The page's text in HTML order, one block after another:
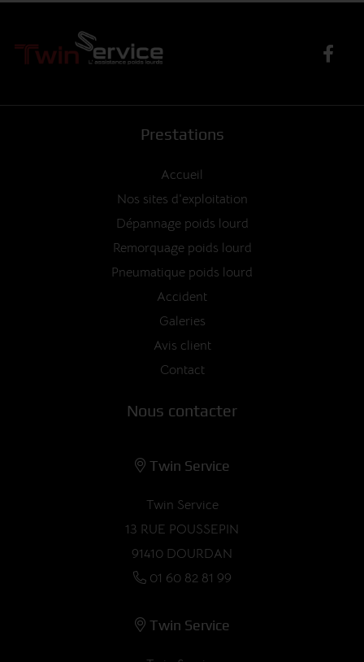
Prestations
Accueil
Nos sites d'exploitation
Dépannage poids lourd
Remorquage poids lourd
Pneumatique poids lourd
Accident
Galeries
Avis client
Contact
Nous contacter
Twin Service
Twin Service
13 RUE POUSSEPIN
91410 DOURDAN
01 60 82 81 99
Twin Service